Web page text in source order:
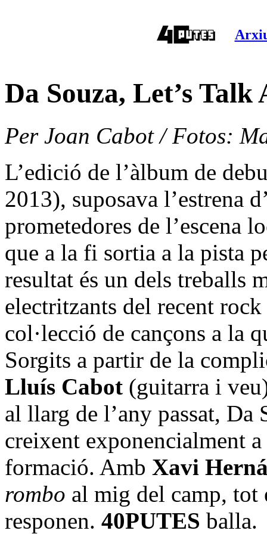
Da Souza, Let’s Talk
Per Joan Cabot / Fotos:
L’edició de l’àlbum de
2013), suposava l’estrena
prometedores de l’escena
que a la fi sortia a la pista
resultat és un dels treballs
electritzants del recent
col·lecció de cançons a la
Sorgits a partir de la
Lluís Cabot (guitarra i
al llarg de l’any passat, Da
creixent exponencialment
formació. Amb Xavi
rombo al mig del camp, tot
responen. 40PUTES balla.